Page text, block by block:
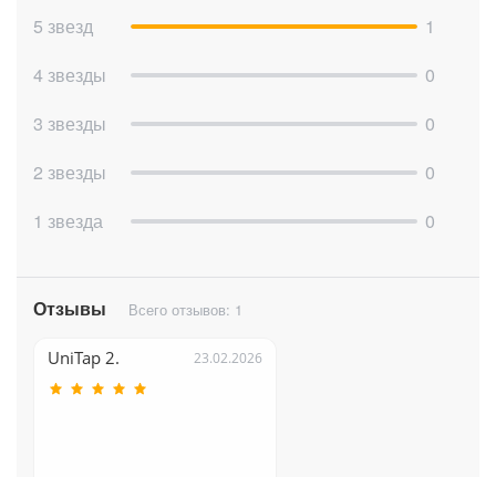
Базовый тариф работает по подписке и имеет
запросов.
ограничений на количество использований. При
5 звезд
1
4 звезды
0
3 звезды
0
2 звезды
0
1 звезда
0
Отзывы Всего отзывов: 1
UniTap 2. 23.02.2026